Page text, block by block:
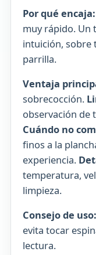
Por qué encaja:
muy rápido. Un
intuición, sobre
parrilla.
Ventaja
sobrecocción.
observación de
Cuándo no
finos a la
experiencia.
temperatura,
limpieza.
Consejo de uso:
evita tocar
lectura.